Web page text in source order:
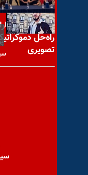
کنفرانس در
راه‌حل
تصویری